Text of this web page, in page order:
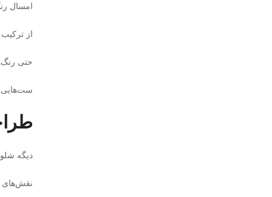
امسال
از
حتی
ست‌هایی
دیگه
نقش‌های